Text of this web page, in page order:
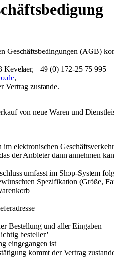
Geschäftsbedingungen (AGB)
Kevelaer, +49 (0) 172-25 75 995
,
Vertrag zustande.
von neue Waren und
elektronischen
der Anbieter dann annehmen
umfasst im Shop-System
Spezifikation (Größe,
Bestellung und aller Eingaben
bestellen'
eingegangen ist
kommt der Vertrag